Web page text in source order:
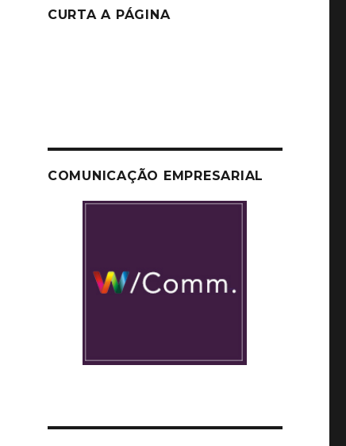
CURTA A PÁGINA
COMUNICAÇÃO EMPRESARIAL